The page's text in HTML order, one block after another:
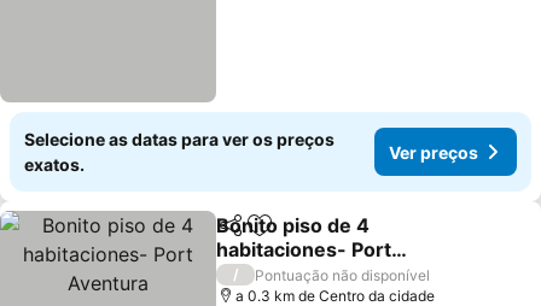
Selecione as datas para ver os preços
exatos.
Ver preços
PartilharAdicionar aos favoritos
Bonito piso de 4
habitaciones- Port
Aventura
Ver preços
/
Pontuação não disponível
a 0.3 km de Centro da cidade